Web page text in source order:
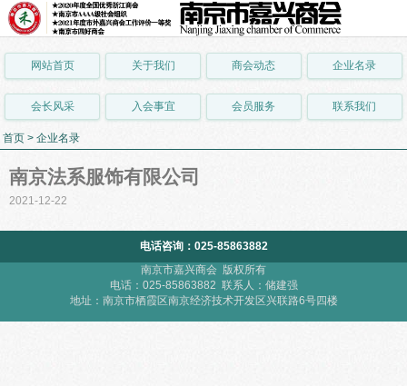
网站首页 关于我们 商会动态 企业名录
会长风采 入会事宜 会员服务 联系我们
首页 > 企业名录
南京法系服饰有限公司
2021-12-22
电话咨询：025-85863882
南京市嘉兴商会 版权所有
电话：025-85863882 联系人：储建强
地址：南京市栖霞区南京经济技术开发区兴联路6号四楼